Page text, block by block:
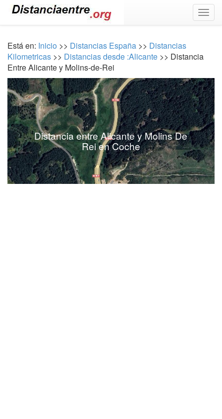
Está en: Inicio >> Distancias España >> Distancias
Kilometricas >> Distancias desde :Alicante >> Distancia
Entre Alicante y Molins-de-Rei
Distancia entre Alicante y Molins De
Rei en Coche